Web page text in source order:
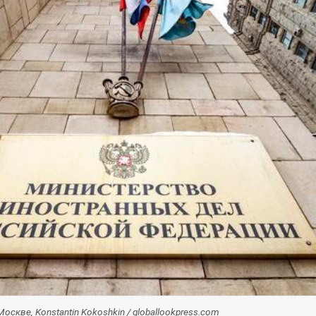
Konstantin Kokoshkin / globallookpress.com